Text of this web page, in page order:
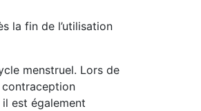
la fin de l’utilisation
menstruel. Lors de
contraception
est également